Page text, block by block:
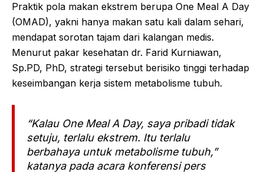
Praktik pola makan ekstrem berupa One Meal A Day
(OMAD), yakni hanya makan satu kali dalam sehari,
mendapat sorotan tajam dari kalangan medis.
Menurut pakar kesehatan dr. Farid Kurniawan,
Sp.PD, PhD, strategi tersebut berisiko tinggi terhadap
keseimbangan kerja sistem metabolisme tubuh.
“Kalau One Meal A Day, saya pribadi tidak
setuju, terlalu ekstrem. Itu terlalu
berbahaya untuk metabolisme tubuh,”
katanya pada acara konferensi pers